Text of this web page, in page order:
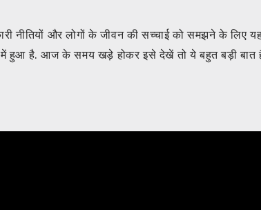
नीतियों और लोगों के जीवन की सच्चाई को समझने के लिए
में हुआ है. आज के समय खड़े होकर इसे देखें तो ये बहुत बड़ी बात